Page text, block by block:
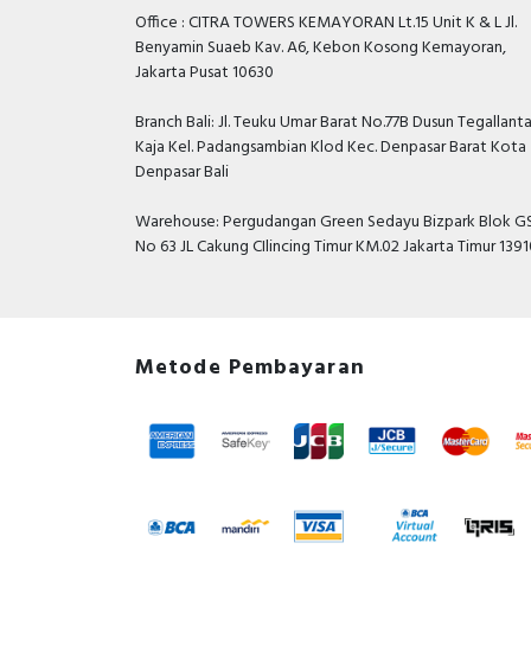
Office : CITRA TOWERS KEMAYORAN Lt.15 Unit K & L Jl.
Benyamin Suaeb Kav. A6, Kebon Kosong Kemayoran,
Jakarta Pusat 10630
Branch Bali: Jl. Teuku Umar Barat No.77B Dusun
Kaja Kel. Padangsambian Klod Kec. Denpasar Barat Kota
Denpasar Bali
Warehouse: Pergudangan Green Sedayu Bizpark Blok
No 63 JL Cakung CIlincing Timur KM.02 Jakarta Timur
Metode Pembayaran